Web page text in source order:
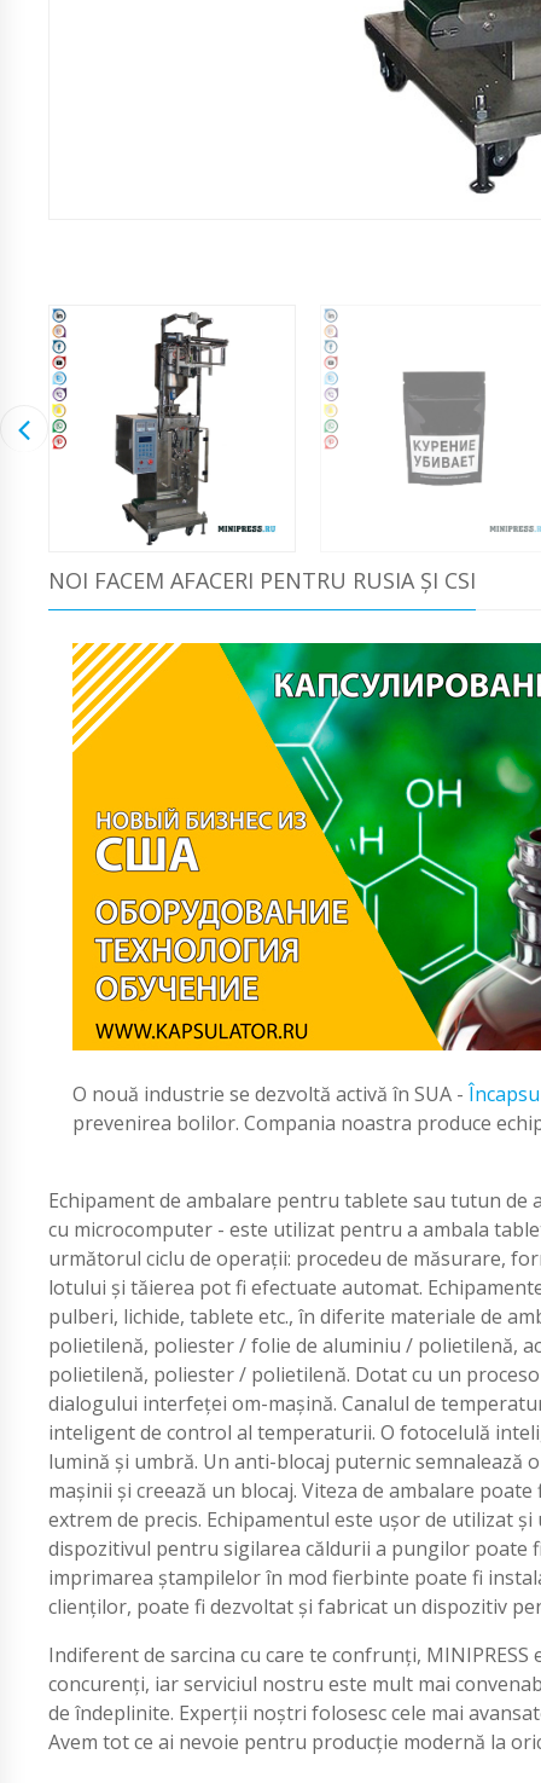
NOI FACEM AFACERI PENTRU RUSIA ȘI CSI
O nouă industrie se dezvoltă activă în SUA -
prevenirea bolilor. Compania noastra produce
Echipament de ambalare pentru tablete sau tutun de
cu microcomputer - este utilizat pentru a ambala
următorul ciclu de operații: procedeu de măsurare,
lotului și tăierea pot fi efectuate automat.
pulberi, lichide, tablete etc., în diferite materiale de
polietilenă, poliester / folie de aluminiu / polietilenă,
polietilenă, poliester / polietilenă. Dotat cu un
dialogului interfeței om-mașină. Canalul de
inteligent de control al temperaturii. O fotocelulă
lumină și umbră. Un anti-blocaj puternic semnalează
mașinii și creează un blocaj. Viteza de ambalare
extrem de precis. Echipamentul este ușor de utilizat
dispozitivul pentru sigilarea căldurii a pungilor
imprimarea ștampilelor în mod fierbinte poate fi
clienților, poate fi dezvoltat și fabricat un dispozitiv
Indiferent de sarcina cu care te confrunți,
concurenți, iar serviciul nostru este mult mai
de îndeplinite. Experții noștri folosesc cele mai
Avem tot ce ai nevoie pentru producție modernă la